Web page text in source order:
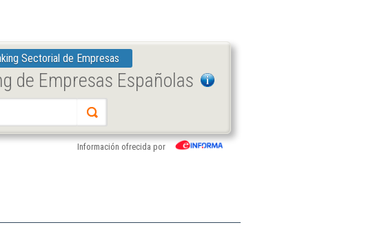
Sectorial de Empresas
de Empresas Españolas
Información ofrecida por